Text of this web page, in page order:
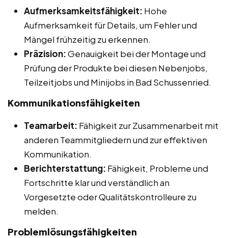
Aufmerksamkeitsfähigkeit: Hohe
Aufmerksamkeit für Details, um Fehler und
Mängel frühzeitig zu erkennen.
Präzision:Genauigkeit bei der Montage und
Prüfung der Produkte bei diesen Nebenjobs,
Teilzeitjobs und Minijobs in Bad Schussenried.
Kommunikationsfähigkeiten
Teamarbeit: Fähigkeit zur Zusammenarbeit mit
anderen Teammitgliedern und zur effektiven
Kommunikation.
Berichterstattung: Fähigkeit, Probleme und
Fortschritte klar und verständlich an
Vorgesetzte oder Qualitätskontrolleure zu
melden.
Problemlösungsfähigkeiten